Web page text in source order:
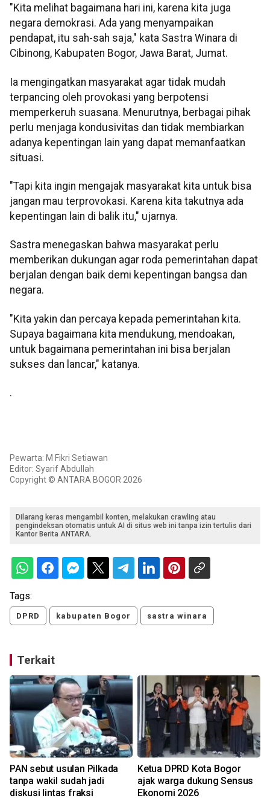
"Kita melihat bagaimana hari ini, karena kita juga
negara demokrasi. Ada yang menyampaikan
pendapat, itu sah-sah saja," kata Sastra Winara di
Cibinong, Kabupaten Bogor, Jawa Barat, Jumat.
Ia mengingatkan masyarakat agar tidak mudah
terpancing oleh provokasi yang berpotensi
memperkeruh suasana. Menurutnya, berbagai pihak
perlu menjaga kondusivitas dan tidak membiarkan
adanya kepentingan lain yang dapat memanfaatkan
situasi.
"Tapi kita ingin mengajak masyarakat kita untuk bisa
jangan mau terprovokasi. Karena kita takutnya ada
kepentingan lain di balik itu," ujarnya.
Sastra menegaskan bahwa masyarakat perlu
memberikan dukungan agar roda pemerintahan dapat
berjalan dengan baik demi kepentingan bangsa dan
negara.
"Kita yakin dan percaya kepada pemerintahan kita.
Supaya bagaimana kita mendukung, mendoakan,
untuk bagaimana pemerintahan ini bisa berjalan
sukses dan lancar," katanya.
.
Pewarta: M Fikri Setiawan
Editor: Syarif Abdullah
Copyright © ANTARA BOGOR 2026
Dilarang keras mengambil konten, melakukan crawling atau
pengindeksan otomatis untuk AI di situs web ini tanpa izin tertulis dari
Kantor Berita ANTARA.
Tags:
DPRD kabupaten Bogor sastra winara
Terkait
PAN sebut usulan Pilkada
tanpa wakil sudah jadi
diskusi lintas fraksi
Ketua DPRD Kota Bogor
ajak warga dukung Sensus
Ekonomi 2026